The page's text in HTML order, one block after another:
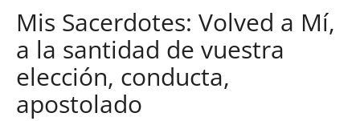
Mis Sacerdotes: Volved a Mí,
a la santidad de vuestra
elección, conducta,
apostolado